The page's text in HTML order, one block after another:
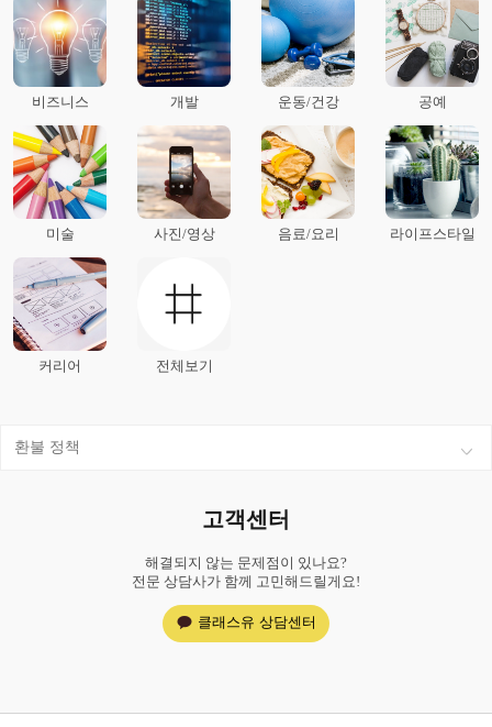
비즈니스 개발 운동/건강 공예
미술 사진/영상 음료/요리 라이프스타일
커리어 전체보기
환불 정책
고객센터
해결되지 않는 문제점이 있나요?
전문 상담사가 함께 고민해드릴게요!
클래스유 상담센터